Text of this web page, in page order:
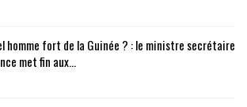
homme fort de la Guinée ? : le ministre secrétaire
met fin aux…